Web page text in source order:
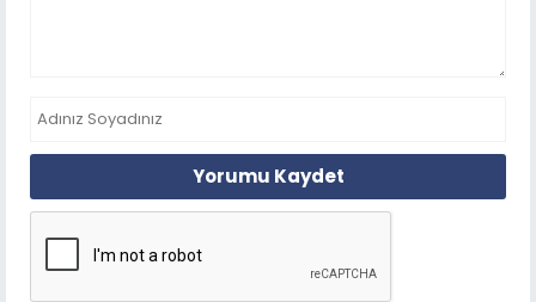
Yorumu Kaydet